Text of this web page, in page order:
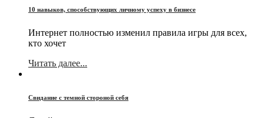
10 навыков, способствующих личному успеху в бизнесе
Интернет полностью изменил правила игры для всех,
кто хочет
Читать далее...
Свидание с темной стороной себя